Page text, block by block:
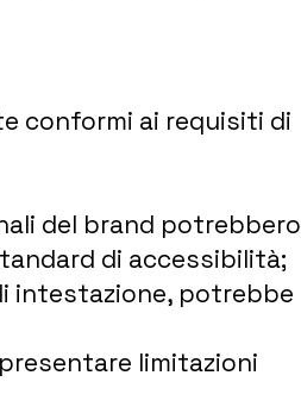
conformi ai requisiti di
del brand potrebbero
di accessibilità;
intestazione, potrebbe
limitazioni